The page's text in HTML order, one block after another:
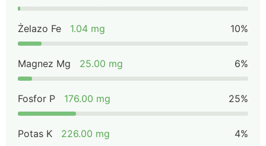
Żelazo Fe 1.04 mg 10%
Magnez Mg 25.00 mg 6%
Fosfor P 176.00 mg 25%
Potas K 226.00 mg 4%